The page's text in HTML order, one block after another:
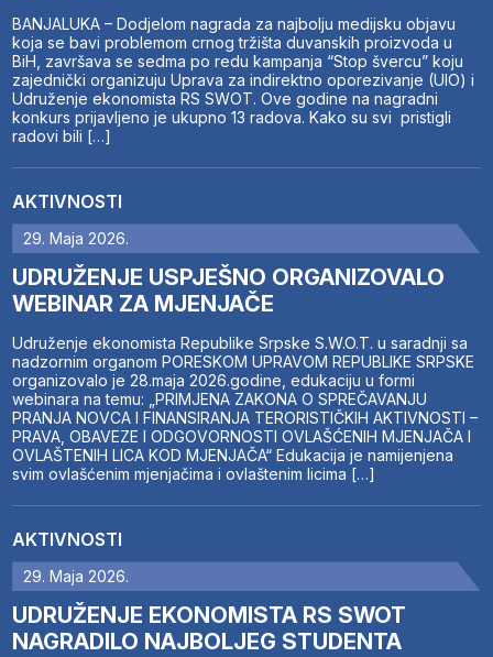
BANJALUKA – Dodjelom nagrada za najbolju medijsku objavu
koja se bavi problemom crnog tržišta duvanskih proizvoda u
BiH, završava se sedma po redu kampanja “Stop švercu” koju
zajednički organizuju Uprava za indirektno oporezivanje (UIO) i
Udruženje ekonomista RS SWOT. Ove godine na nagradni
konkurs prijavljeno je ukupno 13 radova. Kako su svi pristigli
radovi bili […]
AKTIVNOSTI
29. Maja 2026.
UDRUŽENJE USPJEŠNO ORGANIZOVALO
WEBINAR ZA MJENJAČE
Udruženje ekonomista Republike Srpske S.W.O.T. u saradnji sa
nadzornim organom PORESKOM UPRAVOM REPUBLIKE SRPSKE
organizovalo je 28.maja 2026.godine, edukaciju u formi
webinara na temu: „PRIMJENA ZAKONA O SPREČAVANJU
PRANJA NOVCA I FINANSIRANJA TERORISTIČKIH AKTIVNOSTI –
PRAVA, OBAVEZE I ODGOVORNOSTI OVLAŠĆENIH MJENJAČA I
OVLAŠTENIH LICA KOD MJENJAČA“ Edukacija je namijenjena
svim ovlašćenim mjenjačima i ovlaštenim licima […]
AKTIVNOSTI
29. Maja 2026.
UDRUŽENJE EKONOMISTA RS SWOT
NAGRADILO NAJBOLJEG STUDENTA